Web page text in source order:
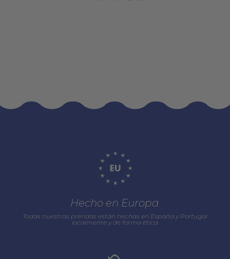
Hecho en Europa
Todas nuestras prendas están hechas en España y Portugal
localmente y de forma ética